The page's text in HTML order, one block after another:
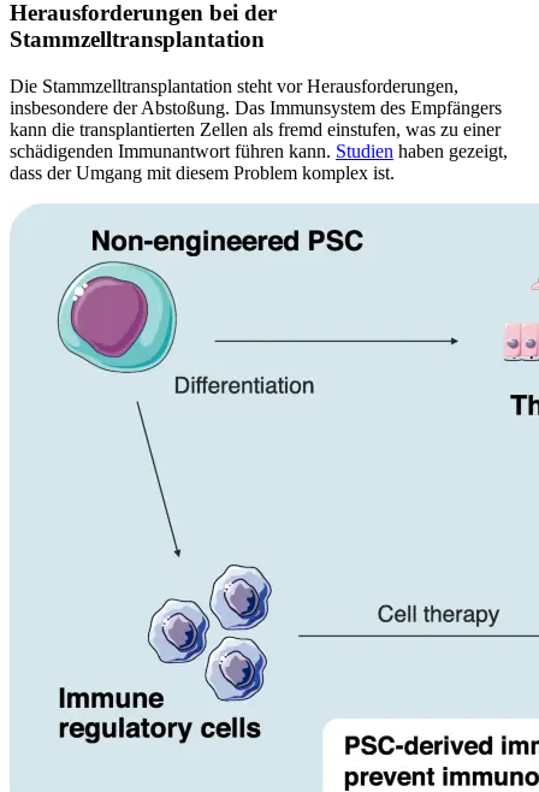
Herausforderungen bei der
Stammzelltransplantation
Die Stammzelltransplantation steht vor Herausforderungen,
insbesondere der Abstoßung. Das Immunsystem des Empfängers
kann die transplantierten Zellen als fremd einstufen, was zu einer
schädigenden Immunantwort führen kann. Studien haben gezeigt,
dass der Umgang mit diesem Problem komplex ist.